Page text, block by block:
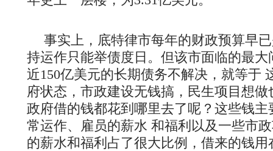
事实上，底特律市每年的财政预算早
持运作只能举债度日。但该市面临的最
近150亿美元的长期债务不解决，就等于
府状态，市政建设无钱搞，民生项目想
政府借的钱都花到哪里去了呢？这些钱
常运作、雇员的薪水 和福利以及一些市
的薪水和福利占了很大比例，借来的钱